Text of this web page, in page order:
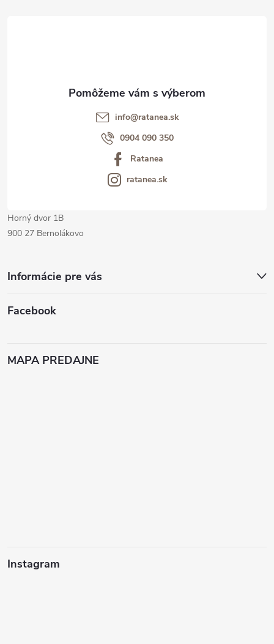
Informácie pre vás
Facebook
info@ratanea.sk
0904 090 350
Ratanea
ratanea.sk
Horný dvor 1B
900 27 Bernolákovo
MAPA PREDAJNE
Instagram